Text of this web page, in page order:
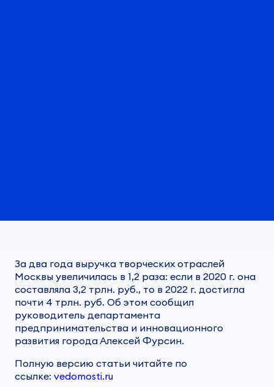
За два года выручка творческих отраслей
Москвы увеличилась в 1,2 раза: если в 2020 г. она
составляла 3,2 трлн. руб., то в 2022 г. достигла
почти 4 трлн. руб. Об этом сообщил
руководитель департамента
предпринимательства и инновационного
развития города Алексей Фурсин.
Полную версию статьи читайте по
ссылке: vedomosti.ru